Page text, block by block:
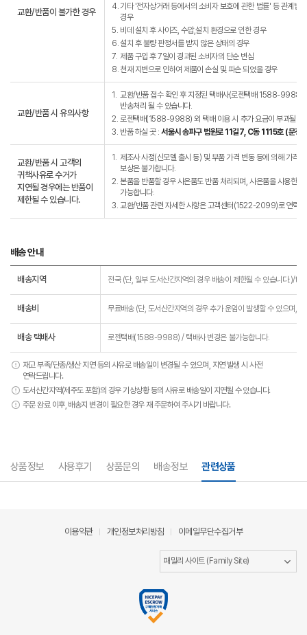
교환/반품이 불가한 경우
4. 기타 '전자상거래 등에서의 소비자 보호에 관한 법률' 등 관계법
경우
5. 비데 설치 후 사이즈, 수압,설치 환경으로 인한 경우
6. 설치 후 불량 판정서를 받지 않은 상태의 경우
7. 제품 구입 후 7일이 경과된 소비자의 단순 변심
8. 천재 지변으로 인하여 제품이 손실 및 파손 되었을 경우
교환/반품 시 유의사항
1.
교환/반품 접수 확인 후 지정된 택배사(로젠택배 1588-9988)
반송처리 될 수 있습니다.
2. 로젠택배(1588-9988) 외 택배 이용 시 추가 요금이 부과될 수
3. 반품 하실 곳 :서울시 송파구 법원로 11길7, C동 1115호 (문정
교환/반품 시 고객의
귀책사유로 수거가
지연될 경우에는 반품이
제한될 수 있습니다.
1.
제조사 사정(신모델 출시 등) 및 부품 가격 변동 등에 의해 가격
보상은 불가합니다.
2. 본품을 반품할 경우 사은품도 반품 처리되며, 사은품을 사용한
가능합니다.
3. 교환/반품 관련 자세한 사항은 고객센터(1522-2099)로 연락바
배송 안내
배송지역 전국 (단, 일부 도서산간지역의 경우 배송이 제한될 수 있습니다.)/td>
배송비 무료배송 (단, 도서산간지역의 경우 추가 운임이 발생할 수 있으며,
배송 택배사 로젠택배(1588-9988) / 택배사 변경은 불가능합니다.
재고 부족/단종/생산 지연 등의 사유로 배송일이 변경될 수 있으며, 지연 발생 시 사전
연락드립니다.
도서산간지역(제주도 포함)의 경우 기상상황 등의 사유로 배송일이 지연될 수 있습니다.
주문 완료 이후, 배송지 변경이 필요한 경우 재 주문하여 주시기 바랍니다.
상품정보 사용후기 상품문의 배송정보 관련상품
이용약관 개인정보처리방침 이메일무단수집거부